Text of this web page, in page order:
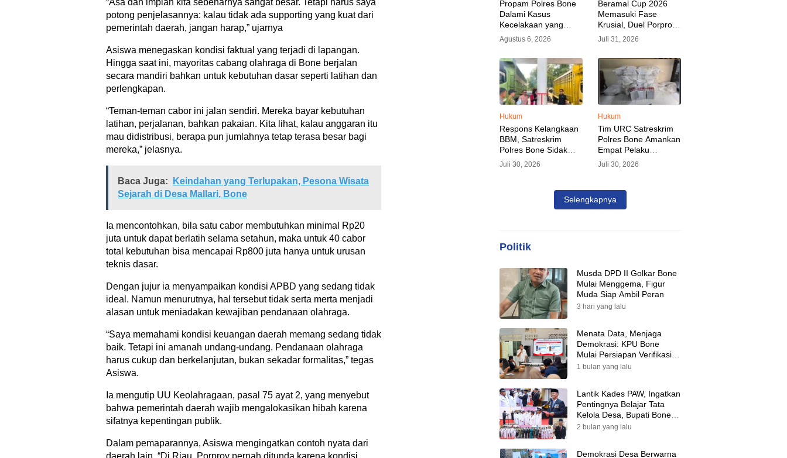
potong penjelasannya: kalau tidak ada supporting yang kuat dari
pemerintah daerah, jangan harap,” ujarnya
Asiswa menegaskan kondisi faktual yang terjadi di lapangan.
Hingga saat ini, mayoritas cabang olahraga di Bone berjalan
secara mandiri bahkan untuk kebutuhan dasar seperti latihan dan
perlengkapan.
“Teman-teman cabor ini jalan sendiri. Mereka bayar kebutuhan
latihan, perjalanan, bahkan pakaian. Kita lihat, kalau anggaran itu
mau didistribusi, berapa pun jumlahnya tetap terasa besar bagi
mereka,” jelasnya.
Baca Juga:
Keindahan yang Terlupakan, Pesona Wisata
Sejarah di Desa Mallari, Bone
Ia mencontohkan, bila satu cabor membutuhkan minimal Rp20
juta untuk dapat berlatih selama setahun, maka untuk 40 cabor
total kebutuhan bisa mencapai Rp800 juta hanya untuk urusan
teknis dasar.
Dengan jujur ia menyampaikan kondisi APBD yang sedang tidak
ideal. Namun menurutnya, hal tersebut tidak serta merta menjadi
alasan untuk meniadakan kewajiban pendanaan olahraga.
“Saya memahami kondisi keuangan daerah memang sedang tidak
baik. Tetapi ini amanah undang-undang. Pendanaan olahraga
harus cukup dan berkelanjutan, bukan sekadar formalitas,” tegas
Asiswa.
Ia mengutip UU Keolahragaan, pasal 75 ayat 2, yang menyebut
bahwa pemerintah daerah wajib mengalokasikan hibah karena
sifatnya kepentingan publik.
Dalam pemaparannya, Asiswa mengingatkan contoh nyata dari
daerah lain. “Di Riau, Porprov pernah ditunda karena kondisi
Propam Polres Bone
Dalami Kasus
Kecelakaan yang
Libatkan Oknum
Polisi, Pelaku Sudah
Diamankan
Agustus 6, 2026
Beramal Cup 2026
Memasuki Fase
Krusial, Duel Porprov
Bone vs Trikora Wajo
Jadi Sorotan Malam
Ini
Juli 31, 2026
Hukum
Respons Kelangkaan
BBM, Satreskrim
Polres Bone Sidak
SPBU dan Pangkalan
LPG, AKP Alvin Aji
SPBU Agar Distribusi
BBM Tepat Sasaran
Juli 30, 2026
Hukum
Tim URC Satreskrim
Polres Bone Amankan
Empat Pelaku
Pencurian Aset PLN,
Kerugian Ditaksir
Juli 30, 2026
Selengkapnya
Politik
Musda DPD II Golkar Bone
Mulai Menggema, Figur
Muda Siap Ambil Peran
3 hari yang lalu
Menata Data, Menjaga
Demokrasi: KPU Bone
Mulai Persiapan Verifikasi
Partai Politik Menuju Pemilu
1 bulan yang lalu
Lantik Kades PAW, Ingatkan
Pentingnya Belajar Tata
Kelola Desa, Bupati Bone:
Tak Ada Lagi Kubu,
2 bulan yang lalu
Demokrasi Desa Berwarna